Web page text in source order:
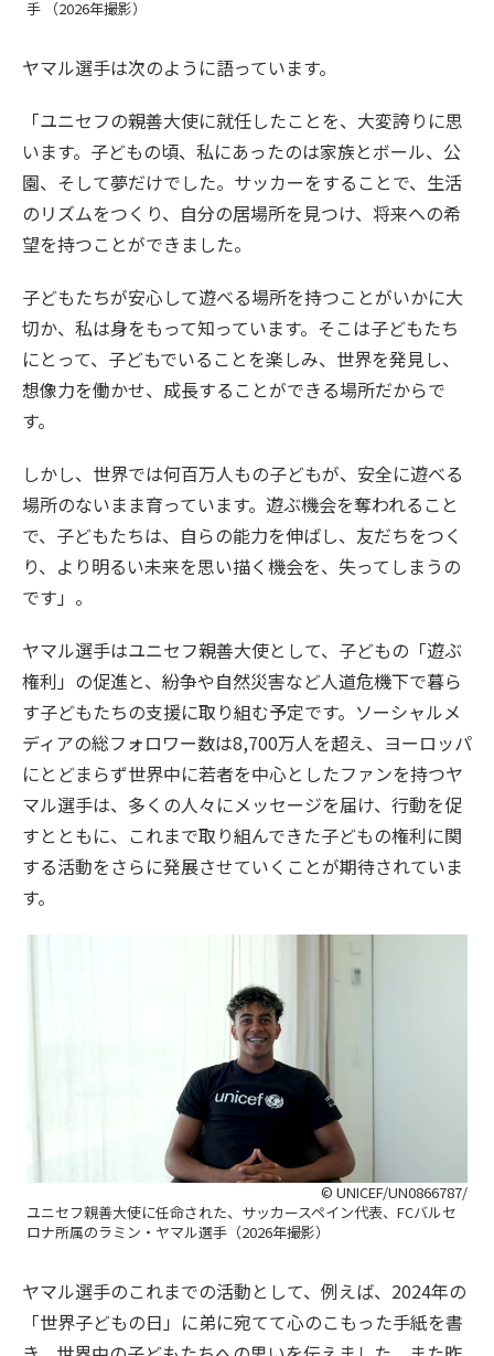
手 （2026年撮影）
ヤマル選手は次のように語っています。
「ユニセフの親善大使に就任したことを、大変誇りに思
います。子どもの頃、私にあったのは家族とボール、公
園、そして夢だけでした。サッカーをすることで、生活
のリズムをつくり、自分の居場所を見つけ、将来への希
望を持つことができました。
子どもたちが安心して遊べる場所を持つことがいかに大
切か、私は身をもって知っています。そこは子どもたち
にとって、子どもでいることを楽しみ、世界を発見し、
想像力を働かせ、成長することができる場所だからで
す。
しかし、世界では何百万人もの子どもが、安全に遊べる
場所のないまま育っています。遊ぶ機会を奪われること
で、子どもたちは、自らの能力を伸ばし、友だちをつく
り、より明るい未来を思い描く機会を、失ってしまうの
です」。
ヤマル選手はユニセフ親善大使として、子どもの「遊ぶ
権利」の促進と、紛争や自然災害など人道危機下で暮ら
す子どもたちの支援に取り組む予定です。ソーシャルメ
ディアの総フォロワー数は8,700万人を超え、ヨーロッパ
にとどまらず世界中に若者を中心としたファンを持つヤ
マル選手は、多くの人々にメッセージを届け、行動を促
すとともに、これまで取り組んできた子どもの権利に関
する活動をさらに発展させていくことが期待されていま
す。
© UNICEF/UN0866787/
ユニセフ親善大使に任命された、サッカースペイン代表、FCバルセ
ロナ所属のラミン・ヤマル選手（2026年撮影）
ヤマル選手のこれまでの活動として、例えば、2024年の
「世界子どもの日」に弟に宛てて心のこもった手紙を書